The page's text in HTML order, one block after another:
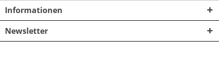
Informationen
Newsletter